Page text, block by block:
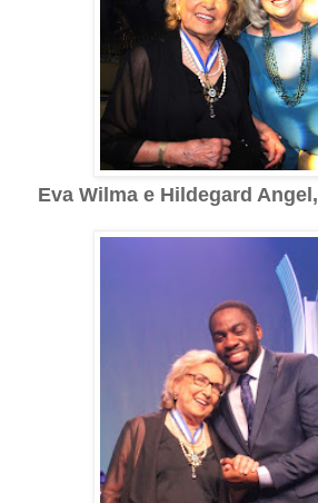
Eva Wilma e Hildegard Angel,